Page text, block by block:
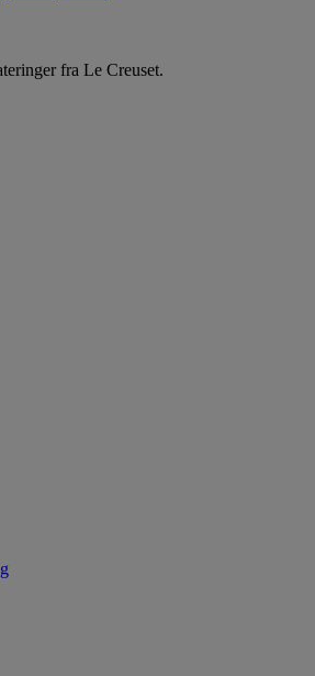
fra Le Creuset.